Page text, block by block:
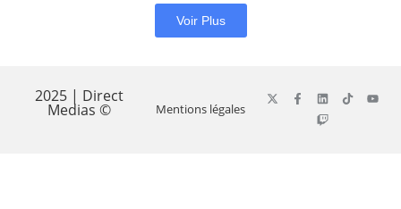
Voir Plus
2025 | Direct
Medias © Mentions légales